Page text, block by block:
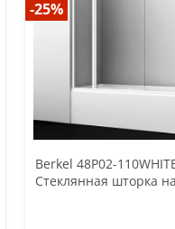
-25%
Berkel 48P02-
Стеклянная шторка